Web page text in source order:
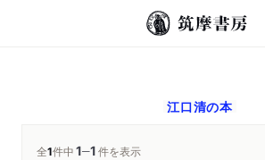
江口清の本
全1件中1─1件を表示